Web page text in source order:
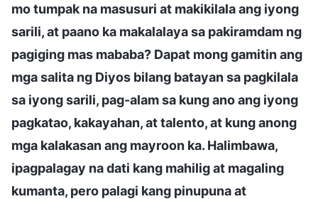
mo tumpak na masusuri at makikilala ang iyong
sarili, at paano ka makalalaya sa pakiramdam ng
pagiging mas mababa? Dapat mong gamitin ang
mga salita ng Diyos bilang batayan sa pagkilala
sa iyong sarili, pag-alam sa kung ano ang iyong
pagkatao, kakayahan, at talento, at kung anong
mga kalakasan ang mayroon ka. Halimbawa,
ipagpalagay na dati kang mahilig at magaling
kumanta, pero palagi kang pinupuna at